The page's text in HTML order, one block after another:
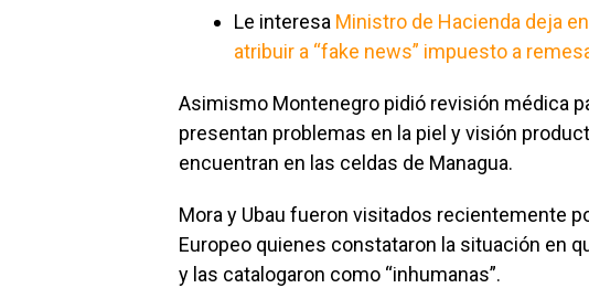
Le interesa Ministro de Hacienda deja
atribuir a “fake news” impuesto a
Asimismo Montenegro pidió revisión médica
presentan problemas en la piel y visión
encuentran en las celdas de Managua.
Mora y Ubau fueron visitados recientemente
Europeo quienes constataron la situación en
y las catalogaron como “inhumanas”.